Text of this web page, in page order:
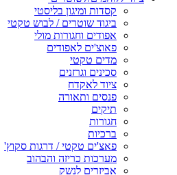
קסדות ומיגון בליסטי
ביגוד שוטרים / לבוש טקטי
אפודים וחגורות מולי
פאוצ'ים לאפודים
מדים טקטי
סכינים וגרזנים
ציוד לאקדח
פנסים ותאורה
תיקים
חגורות
ברכיות
פאצ'ים טקטי / דרגות סקוץ'
מערכות כריזה והבהוב
אביזרים לנשק